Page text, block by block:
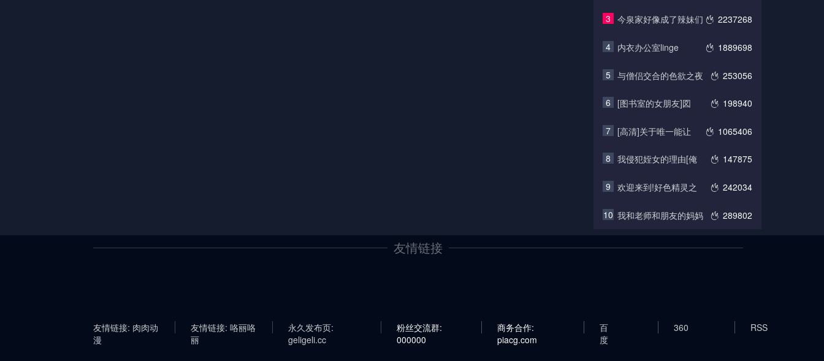
3 2237268
今泉家好像成了辣妹们
4 1889698
内衣办公室linge
5 253056
与僧侣交合的色欲之夜
6 198940
[图书室的女朋友]図
7 1065406
[高清]关于唯一能让
8 147875
我侵犯姪女的理由[俺
9 242034
欢迎来到!好色精灵之
10 289802
我和老师和朋友的妈妈
友情链接
友情链接: 肉肉动
漫
友情链接: 咯丽咯
丽
永久发布页:
geligeli.cc
粉丝交流群:
000000
商务合作:
piacg.com
百
度
360 RSS